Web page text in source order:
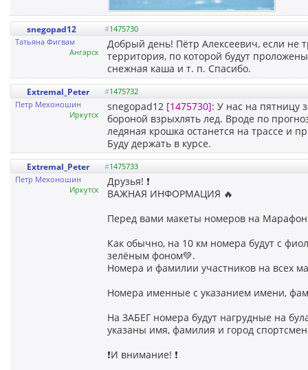
snegopad12 #1475730
Татьяна Фигвам
Ангарск
Добрый день! Пётр Алексеевич, если не
территория, по которой будут
снежная каша и т. п. Спасибо.
Extremal_Peter #1475732
Петр Мехоношин
Иркутск
snegopad12 [1475730]: У нас на пятницу
бороной взрыхлять лед. Вроде по
ледяная крошка останется на трассе и
Буду держать в курсе.
Extremal_Peter #1475733
Петр Мехоношин
Иркутск
Друзья! ❗️
ВАЖНАЯ ИНФОРМАЦИЯ 🔥
Перед вами макеты номеров на
Как обычно, на 10 км номера будут с
зелёным фоном💚.
Номера и фамилии участников на всех
Номера именные с указанием имени,
На ЗАБЕГ номера будут нагрудные на
указаны имя, фамилия и город
❗️И внимание! ❗️